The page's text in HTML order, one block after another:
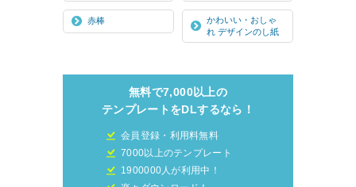
赤棒
かわいい・おしゃ
れ デザインのし紙
無料で7,000以上の
テンプレートをDLするなら！
会員登録・利用料無料
7000以上のテンプレート
1900000人が利用中！